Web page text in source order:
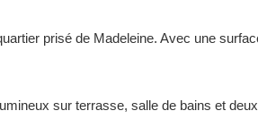
prisé de Madeleine. Avec une
sur terrasse, salle de bains et